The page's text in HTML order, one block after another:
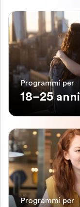
Programmi per
18–25 anni
Programmi per